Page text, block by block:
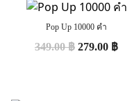
Pop Up 10000 คำ
349.00฿ 279.00 ฿